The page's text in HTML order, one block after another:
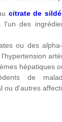
citrate de
l'un des
ou des
hépatiques
de
ou d'autres